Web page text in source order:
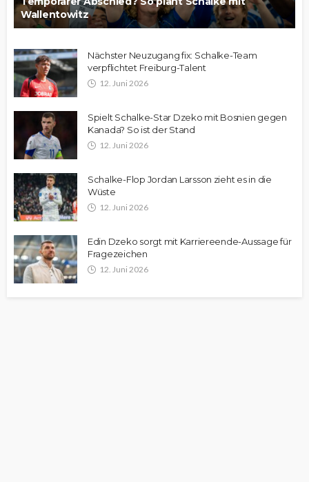
Wallentowitz
Nächster Neuzugang fix: Schalke-Team
verpflichtet Freiburg-Talent
12. Juni 2026
Spielt Schalke-Star Dzeko mit Bosnien gegen
Kanada? So ist der Stand
12. Juni 2026
Schalke-Flop Jordan Larsson zieht es in die
Wüste
12. Juni 2026
Edin Dzeko sorgt mit Karriereende-Aussage für
Fragezeichen
12. Juni 2026